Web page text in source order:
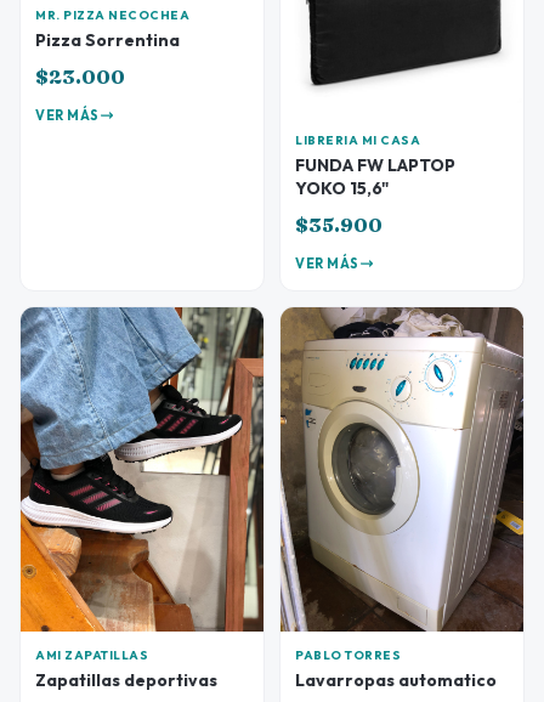
MR. PIZZA NECOCHEA
Pizza Sorrentina
$23.000
VER MÁS
LIBRERIA MI CASA
FUNDA FW LAPTOP
YOKO 15,6"
$35.900
VER MÁS
AMI ZAPATILLAS
Zapatillas deportivas
PABLO TORRES
Lavarropas automatico